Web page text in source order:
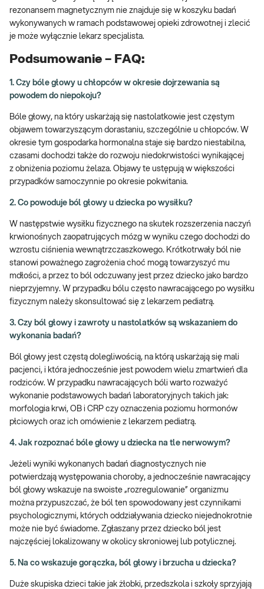
rezonansem magnetycznym nie znajduje się w koszyku badań
wykonywanych w ramach podstawowej opieki zdrowotnej i zlecić
je może wyłącznie lekarz specjalista.
Podsumowanie – FAQ:
1. Czy bóle głowy u chłopców w okresie dojrzewania są
powodem do niepokoju?
Bóle głowy, na który uskarżają się nastolatkowie jest częstym
objawem towarzyszącym dorastaniu, szczególnie u chłopców. W
okresie tym gospodarka hormonalna staje się bardzo niestabilna,
czasami dochodzi także do rozwoju niedokrwistości wynikającej
z obniżenia poziomu żelaza. Objawy te ustępują w większości
przypadków samoczynnie po okresie pokwitania.
2. Co powoduje ból głowy u dziecka po wysiłku?
W następstwie wysiłku fizycznego na skutek rozszerzenia naczyń
krwionośnych zaopatrujących mózg w wyniku czego dochodzi do
wzrostu ciśnienia wewnątrzczaszkowego. Krótkotrwały ból nie
stanowi poważnego zagrożenia choć mogą towarzyszyć mu
mdłości, a przez to ból odczuwany jest przez dziecko jako bardzo
nieprzyjemny. W przypadku bólu często nawracającego po wysiłku
fizycznym należy skonsultować się z lekarzem pediatrą.
3. Czy ból głowy i zawroty u nastolatków są wskazaniem do
wykonania badań?
Ból głowy jest częstą dolegliwością, na którą uskarżają się mali
pacjenci, i która jednocześnie jest powodem wielu zmartwień dla
rodziców. W przypadku nawracających bóli warto rozważyć
wykonanie podstawowych badań laboratoryjnych takich jak:
morfologia krwi, OB i CRP czy oznaczenia poziomu hormonów
płciowych oraz ich omówienie z lekarzem pediatrą.
4. Jak rozpoznać bóle głowy u dziecka na tle nerwowym?
Jeżeli wyniki wykonanych badań diagnostycznych nie
potwierdzają występowania choroby, a jednocześnie nawracający
ból głowy wskazuje na swoiste „rozregulowanie” organizmu
można przypuszczać, że ból ten spowodowany jest czynnikami
psychologicznymi, których oddziaływania dziecko niejednokrotnie
może nie być świadome. Zgłaszany przez dziecko ból jest
najczęściej lokalizowany w okolicy skroniowej lub potylicznej.
5. Na co wskazuje gorączka, ból głowy i brzucha u dziecka?
Duże skupiska dzieci takie jak żłobki, przedszkola i szkoły sprzyjają